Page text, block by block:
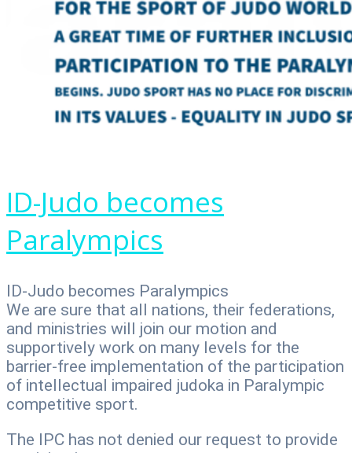
ID-Judo becomes
Paralympics
ID-Judo becomes Paralympics
We are sure that all nations, their federations,
and ministries will join our motion and
supportively work on many levels for the
barrier-free implementation of the participation
of intellectual impaired judoka in Paralympic
competitive sport.
The IPC has not denied our request to provide